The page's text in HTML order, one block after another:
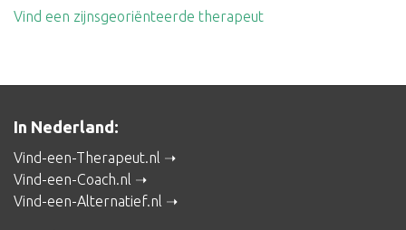
Vind een zijnsgeoriënteerde therapeut
In Nederland:
Vind-een-Therapeut.nl
Vind-een-Coach.nl
Vind-een-Alternatief.nl